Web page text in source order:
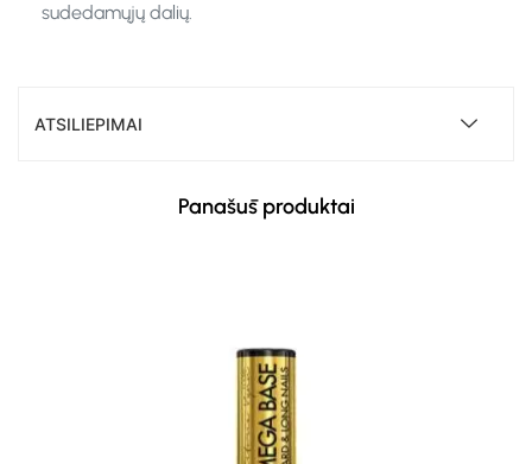
sudedamųjų dalių.
ATSILIEPIMAI
Panašūs produktai